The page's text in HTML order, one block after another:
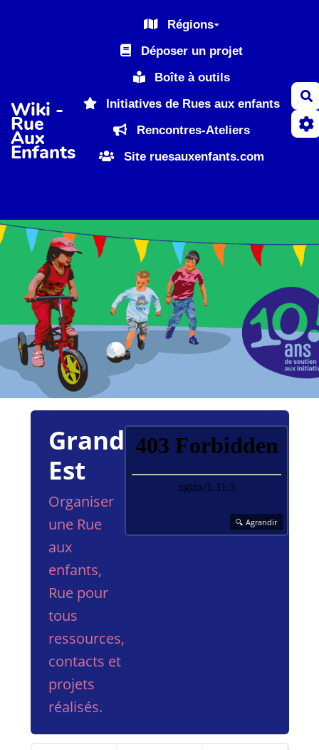
Aller au contenu principal
Wiki -
Rue
Aux
Enfants
Régions
Déposer un projet
Boîte à outils
Initiatives de Rues aux enfants
Rencontres-Ateliers
Site ruesauxenfants.com
Grand
Est
Organiser
une Rue
aux
enfants,
Rue pour
tous
ressources,
contacts et
projets
réalisés.